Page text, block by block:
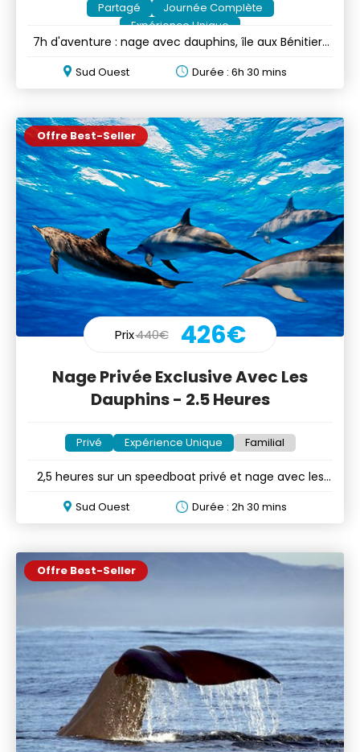
Partagé
Journée Complète
Expérience Unique
7h d'aventure : nage avec dauphins, île aux Bénitiers
Sud Ouest Durée : 6h 30 mins
Offre Best-Seller
Prix440€ 426€
Nage Privée Exclusive Avec Les
Dauphins - 2.5 Heures
Privé Expérience Unique Familial
2,5 heures sur un speedboat privé et nage avec les
Sud Ouest Durée : 2h 30 mins
Offre Best-Seller